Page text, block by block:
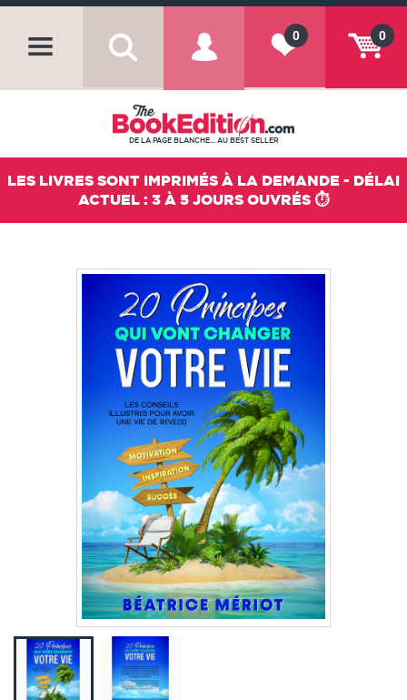
0
0
DE LA PAGE BLANCHE... AU BEST SELLER
LES LIVRES SONT IMPRIMÉS À LA DEMANDE - DÉLAI
ACTUEL : 3 À 5 JOURS OUVRÉS ⏱️